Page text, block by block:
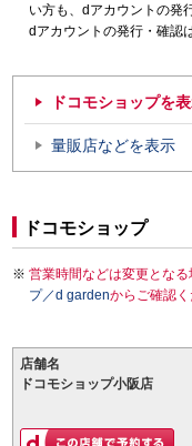
い方も、dアカウントの発
dアカウントの発行・確認
ドコモショップを
量販店などを表示
ドコモショップ
営業時間などは変更とな
プ／d gardenからご確認く
店舗名
ドコモショップ小阪店